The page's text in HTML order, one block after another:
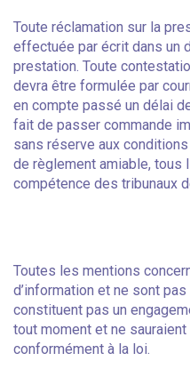
Toute réclamation sur la
effectuée par écrit dans un
prestation. Toute
devra être formulée par
en compte passé un délai
fait de passer commande
sans réserve aux
de règlement amiable,
compétence des tribunaux
Toutes les mentions
d’information et ne sont
constituent pas un
tout moment et ne
conformément à la loi.